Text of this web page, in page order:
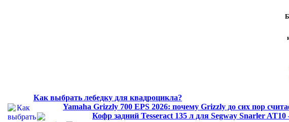
Как выбрать лебедку для квадроцикла?
Yamaha Grizzly 700 EPS 2026: почему Grizzly до сих пор
Кофр задний Tesseract 135 л для Segway Snarler